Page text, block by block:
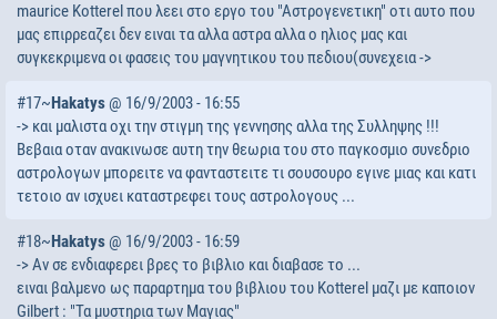
maurice Kotterel που λεει στο εργο του "Αστρογενετικη" οτι αυτο που
μας επιρρεαζει δεν ειναι τα αλλα αστρα αλλα ο ηλιος μας και
συγκεκριμενα οι φασεις του μαγνητικου του πεδιου(συνεχεια ->
#17~Hakatys@ 16/9/2003 - 16:55
-> και μαλιστα οχι την στιγμη της γεννησης αλλα της Συλληψης !!!
Βεβαια οταν ανακινωσε αυτη την θεωρια του στο παγκοσμιο συνεδριο
αστρολογων μπορειτε να φανταστειτε τι σουσουρο εγινε μιας και κατι
τετοιο αν ισχυει καταστρεφει τους αστρολογους ...
#18~Hakatys @ 16/9/2003 - 16:59
-> Aν σε ενδιαφερει βρες το βιβλιο και διαβασε το ...
ειναι βαλμενο ως παραρτημα του βιβλιου του Kotterel μαζι με καποιον
Gilbert : "Τα μυστηρια των Μαγιας"